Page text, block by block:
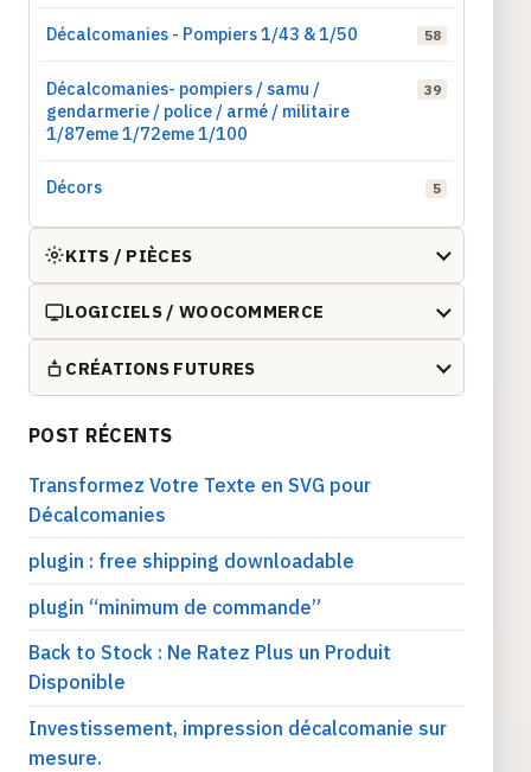
Décalcomanies - Pompiers 1/43 & 1/50 58
Décalcomanies- pompiers / samu /
gendarmerie / police / armé / militaire
1/87eme 1/72eme 1/100
39
Décors 5
KITS / PIÈCES
LOGICIELS / WOOCOMMERCE
CRÉATIONS FUTURES
POST RÉCENTS
Transformez Votre Texte en SVG pour
Décalcomanies
plugin : free shipping downloadable
plugin “minimum de commande”
Back to Stock : Ne Ratez Plus un Produit
Disponible
Investissement, impression décalcomanie sur
mesure.